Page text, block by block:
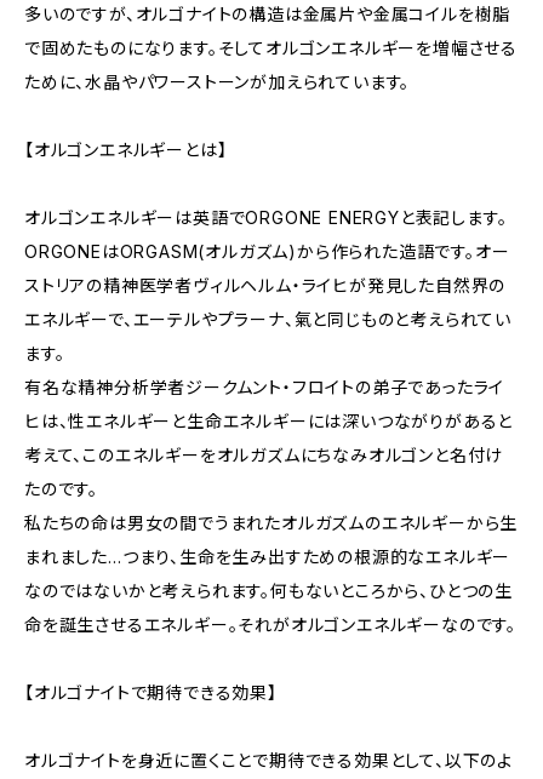
多いのですが、オルゴナイトの構造は金属片や金属コイルを樹脂
で固めたものになります。そしてオルゴンエネルギーを増幅させる
ために、水晶やパワーストーンが加えられています。
【オルゴンエネルギーとは】
オルゴンエネルギーは英語でORGONE ENERGYと表記します。
ORGONEはORGASM(オルガズム)から作られた造語です。オー
ストリアの精神医学者ヴィルヘルム・ライヒが発見した自然界の
エネルギーで、エーテルやプラーナ、氣と同じものと考えられてい
ます。
有名な精神分析学者ジークムント・フロイトの弟子であったライ
ヒは、性エネルギーと生命エネルギーには深いつながりがあると
考えて、このエネルギーをオルガズムにちなみオルゴンと名付け
たのです。
私たちの命は男女の間でうまれたオルガズムのエネルギーから生
まれました…つまり、生命を生み出すための根源的なエネルギー
なのではないかと考えられます。何もないところから、ひとつの生
命を誕生させるエネルギー。それがオルゴンエネルギーなのです。
【オルゴナイトで期待できる効果】
オルゴナイトを身近に置くことで期待できる効果として、以下のよ